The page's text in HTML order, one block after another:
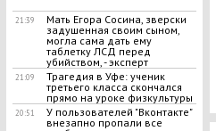
21:39
Мать Егора Сосина, зверски
задушенная своим сыном,
могла сама дать ему
таблетку ЛСД перед
убийством, - эксперт
21:09
Трагедия в Уфе: ученик
третьего класса скончался
прямо на уроке физкультуры
20:51
У пользователей "Вконтакте"
внезапно пропали все